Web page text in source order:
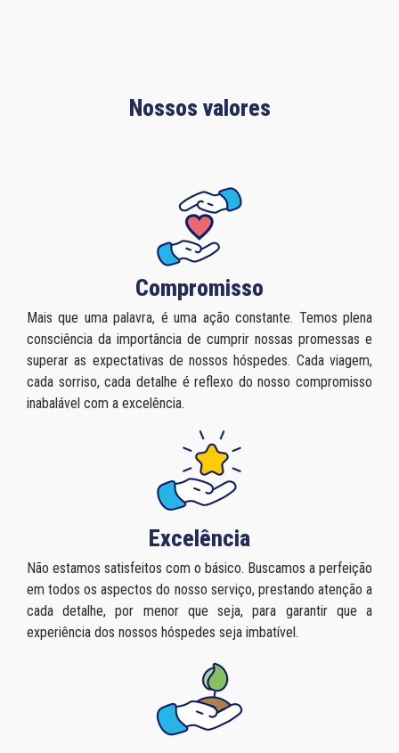
Nossos valores
Compromisso
Mais que uma palavra, é uma ação constante. Temos plena
consciência da importância de cumprir nossas promessas e
superar as expectativas de nossos hóspedes. Cada viagem,
cada sorriso, cada detalhe é reflexo do nosso compromisso
inabalável com a excelência.
Excelência
Não estamos satisfeitos com o básico. Buscamos a perfeição
em todos os aspectos do nosso serviço, prestando atenção a
cada detalhe, por menor que seja, para garantir que a
experiência dos nossos hóspedes seja imbatível.